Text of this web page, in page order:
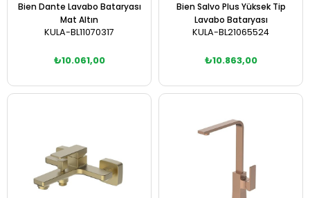
Bien Dante Lavabo Bataryası
Mat Altın
KULA-BL11070317
₺10.061,00
Bien Salvo Plus Yüksek Tip
Lavabo Bataryası
KULA-BL21065524
₺10.863,00